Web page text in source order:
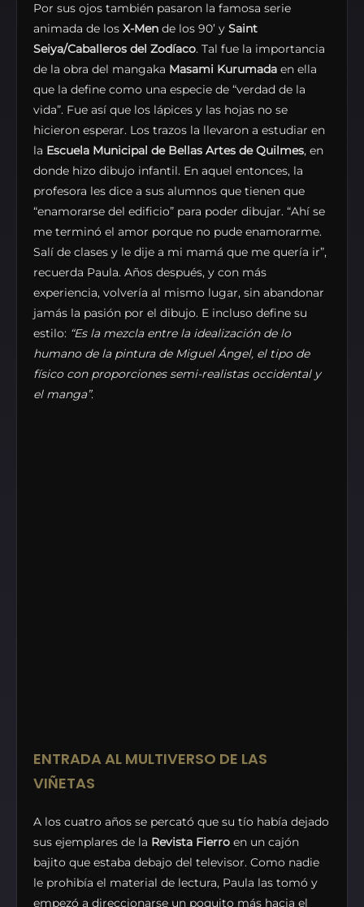
Por sus ojos también pasaron la famosa serie
animada de los X-Men de los 90’ y Saint
Seiya/Caballeros del Zodíaco. Tal fue la importancia
de la obra del mangaka Masami Kurumada en ella
que la define como una especie de “verdad de la
vida”. Fue así que los lápices y las hojas no se
hicieron esperar. Los trazos la llevaron a estudiar en
la Escuela Municipal de Bellas Artes de Quilmes, en
donde hizo dibujo infantil. En aquel entonces, la
profesora les dice a sus alumnos que tienen que
“enamorarse del edificio” para poder dibujar. “Ahí se
me terminó el amor porque no pude enamorarme.
Salí de clases y le dije a mi mamá que me quería ir”,
recuerda Paula. Años después, y con más
experiencia, volvería al mismo lugar, sin abandonar
jamás la pasión por el dibujo. E incluso define su
estilo: “Es la mezcla entre la idealización de lo
humano de la pintura de Miguel Ángel, el tipo de
físico con proporciones semi-realistas occidental y
el manga”.
ENTRADA AL MULTIVERSO DE LAS
VIÑETAS
A los cuatro años se percató que su tío había dejado
sus ejemplares de la Revista Fierro en un cajón
bajito que estaba debajo del televisor. Como nadie
le prohibía el material de lectura, Paula las tomó y
empezó a direccionarse un poquito más hacia el